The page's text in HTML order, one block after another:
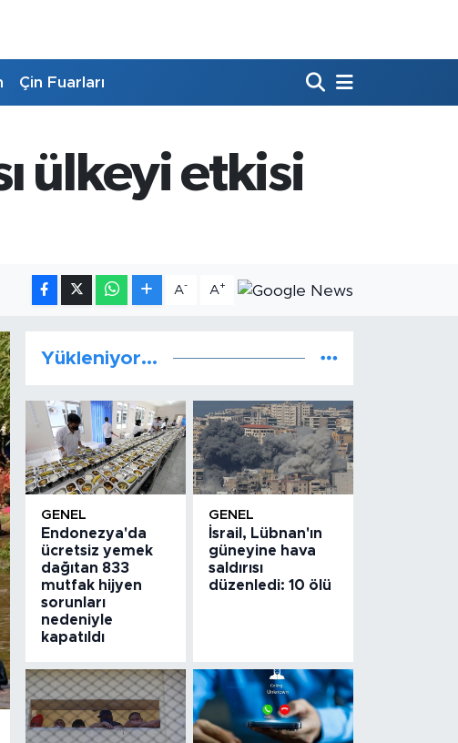
Çin Fuarları
ülkeyi etkisi
A- A+
Yükleniyor...
GENEL
Endonezya'da
ücretsiz yemek
dağıtan 833
mutfak hijyen
sorunları
nedeniyle
kapatıldı
GENEL
İsrail, Lübnan'ın
güneyine hava
saldırısı
düzenledi: 10 ölü